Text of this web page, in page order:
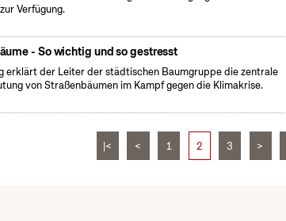
Verfügung.
- So wichtig und so gestresst
erklärt der Leiter der städtischen Baumgruppe die zentrale
von Straßenbäumen im Kampf gegen die Klimakrise.
|< < 1 2 3 >